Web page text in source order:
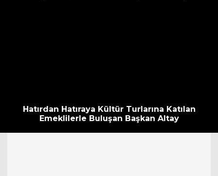
Hatırdan Hatıraya Kültür Turlarına Katılan
Emeklilerle Buluşan Başkan Altay